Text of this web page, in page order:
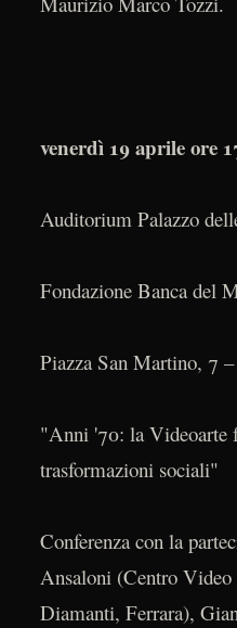
venerdì 19 aprile ore
Auditorium Palazzo
Fondazione Banca del
Piazza San Martino, 7
"Anni '70: la Videoarte
trasformazioni sociali"
Conferenza con la
Ansaloni (Centro
Diamanti, Ferrara),